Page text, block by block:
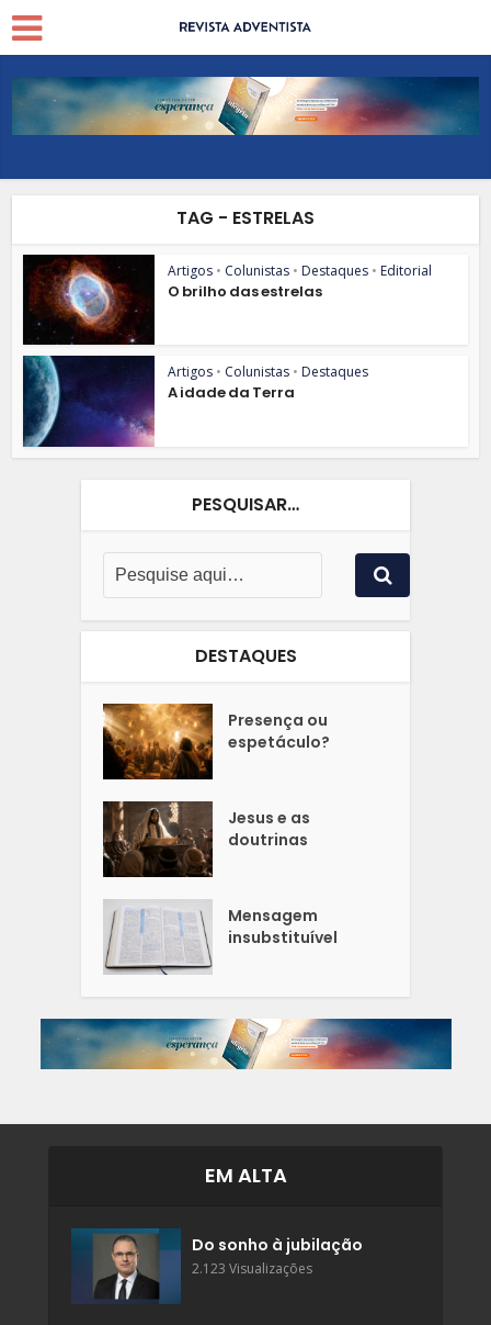
TAG - ESTRELAS
Artigos • Colunistas • Destaques • Editorial
O brilho das estrelas
Artigos • Colunistas • Destaques
A idade da Terra
PESQUISAR…
DESTAQUES
Presença ou
espetáculo?
Jesus e as
doutrinas
Mensagem
insubstituível
EM ALTA
Do sonho à jubilação
2.123 Visualizações